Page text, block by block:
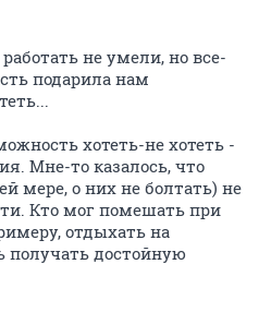
не умели, но все-
подарила нам
хотеть-не хотеть -
Мне-то казалось, что
мере, о них не болтать) не
Кто мог помешать при
отдыхать на
получать достойную